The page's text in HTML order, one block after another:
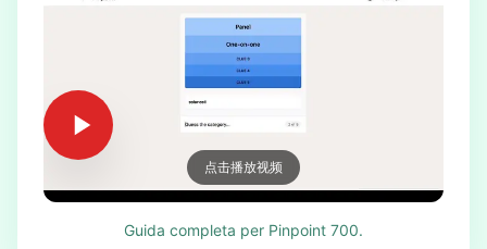
点击播放视频
Guida completa per Pinpoint 700.